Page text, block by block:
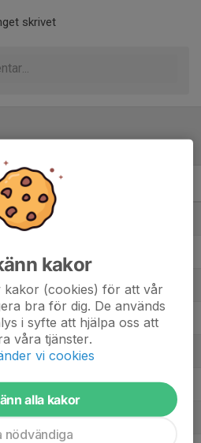
skrivet
6 7
7 5
7
7 2
6 -2
kakor
kakor (cookies) för att vår
bra för dig. De används
i syfte att hjälpa oss att
våra tjänster.
vi cookies
alla kakor
nödvändiga